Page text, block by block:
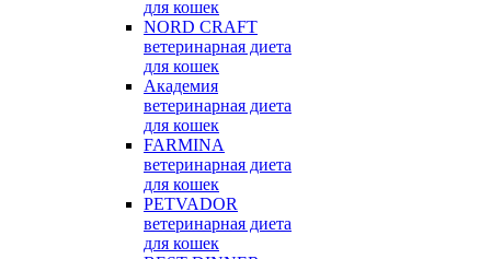
для кошек
NORD CRAFT
ветеринарная диета
для кошек
Академия
ветеринарная диета
для кошек
FARMINA
ветеринарная диета
для кошек
PETVADOR
ветеринарная диета
для кошек